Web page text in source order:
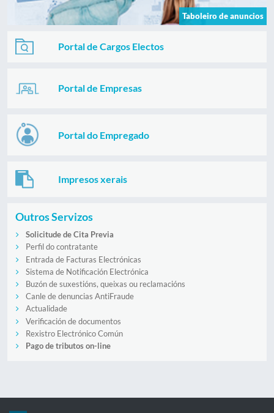
Taboleiro de anuncios
Portal de Cargos Electos
Portal de Empresas
Portal do Empregado
Impresos xerais
Outros Servizos
Solicitude de Cita Previa
Perfil do contratante
Entrada de Facturas Electrónicas
Sistema de Notificación Electrónica
Buzón de suxestións, queixas ou reclamacións
Canle de denuncias AntiFraude
Actualidade
Verificación de documentos
Rexistro Electrónico Común
Pago de tributos on-line